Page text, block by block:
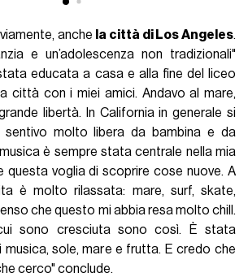
anche la città di Los Angeles.
e un’adolescenza non tradizionali"
educata a casa e alla fine del liceo
città con i miei amici. Andavo al mare,
libertà. In California in generale si
sentivo molto libera da bambina e da
è sempre stata centrale nella mia
questa voglia di scoprire cose nuove. A
è molto rilassata: mare, surf, skate,
che questo mi abbia resa molto chill.
sono cresciuta sono così. È stata
musica, sole, mare e frutta. E credo che
cerco" conclude.